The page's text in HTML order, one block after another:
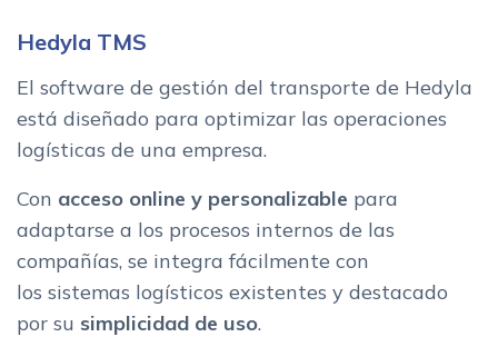
Hedyla TMS
El software de gestión del transporte de Hedyla
está diseñado para optimizar las operaciones
logísticas de una empresa.
Con acceso online y personalizable para
adaptarse a los procesos internos de las
compañías, se integra fácilmente con
los sistemas logísticos existentes y destacado
por su simplicidad de uso.